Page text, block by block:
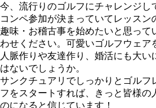
今、流行りのゴルフにチャレンジし
コンペ参加が決まっていてレッスン
趣味・お稽古事を始めたいと思って
わせください。可愛いゴルフウェア
人脈作りや友達作り、婚活にも大
はないでしょうか。
サンクチュアリでしっかりとゴルフ
フをスタートすれば、きっと皆様の
のになると信じています！